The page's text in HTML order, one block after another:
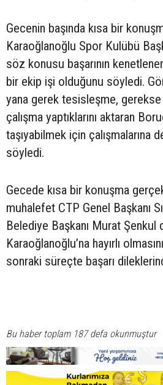
Gecenin başında kısa bir
Karaoğlanoğlu Spor Kulübü
söz konusu başarının
bir ekip işi olduğunu söyledi.
yana gerek tesisleşme,
çalışma yaptıklarını aktaran
taşıyabilmek için çalışmalarına
söyledi.
Gecede kısa bir konuşma
muhalefet CTP Genel Başkanı
Belediye Başkanı Murat Şenkul
Karaoğlanoğlu’na hayırlı
sonraki süreçte başarı
Bu haber toplam 187 defa okunmuştur